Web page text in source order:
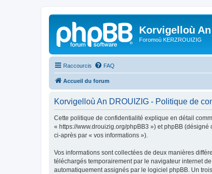
Korvigelloù An
Foromoù KERZROUIZIG
Raccourcis FAQ
Accueil du forum
Korvigelloù An DROUIZIG - Politique de
Cette politique de confidentialité explique en détail
« https://www.drouizig.org/phpBB3 ») et phpBB
ci-après par « vos informations »).
Vos informations sont collectées de deux manières
téléchargés temporairement par le navigateur internet
automatiquement assignés par le logiciel phpBB. Un